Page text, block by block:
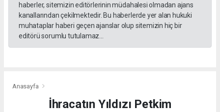
haberler, sitemizin editörlerinin müdahalesi olmadan ajans
kanallarından çekilmektedir. Bu haberlerde yer alan hukuki
muhataplar haberi geçen ajanslar olup sitemizin hiç bir
editörü sorumlu tutulamaz...
Anasayfa
İhracatın Yıldızı Petkim